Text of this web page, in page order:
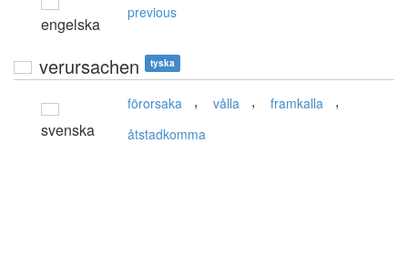
engelska
previous
verursachen tyska
svenska
förorsaka , vålla , framkalla ,
åtstadkomma